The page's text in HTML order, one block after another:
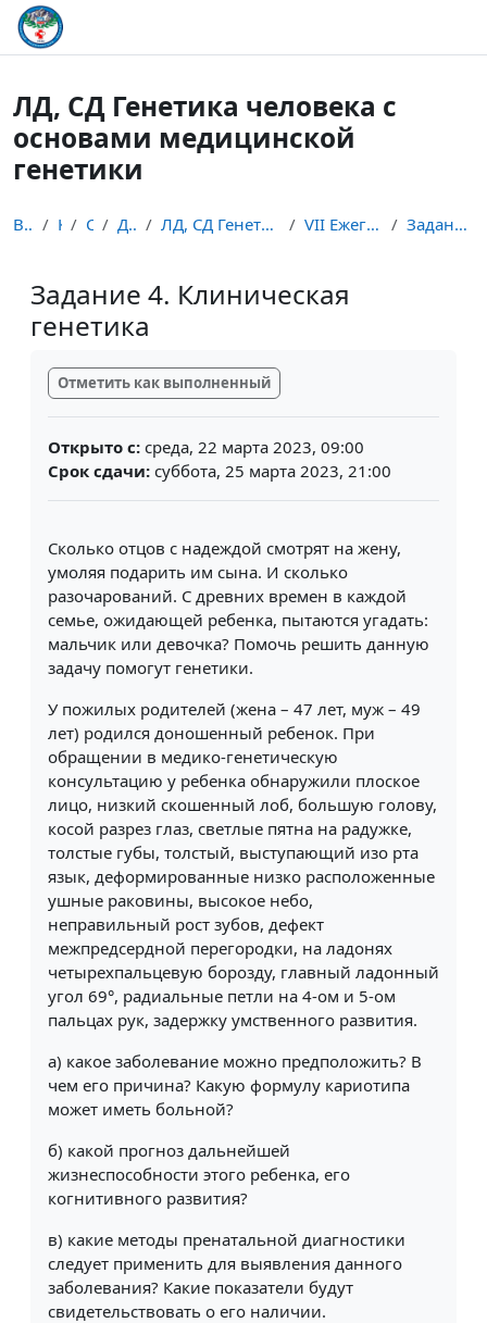
Перейти к основному содержанию
ЛД, СД Генетика человека с
основами медицинской
генетики
В начало Курсы Студент Дисциплины ЛД, СД Генетика человека с основами медицинской ге... VII Ежегодная олимпиада по генетике Задание 4. Клиническая генетика
Задание 4. Клиническая
генетика
Отметить как выполненный
Открыто с: среда, 22 марта 2023, 09:00
Срок сдачи: суббота, 25 марта 2023, 21:00
Сколько отцов с надеждой смотрят на жену,
умоляя подарить им сына. И сколько
разочарований. С древних времен в каждой
семье, ожидающей ребенка, пытаются угадать:
мальчик или девочка? Помочь решить данную
задачу помогут генетики.
У пожилых родителей (жена – 47 лет, муж – 49
лет) родился доношенный ребенок. При
обращении в медико-генетическую
консультацию у ребенка обнаружили плоское
лицо, низкий скошенный лоб, большую голову,
косой разрез глаз, светлые пятна на радужке,
толстые губы, толстый, выступающий изо рта
язык, деформированные низко расположенные
ушные раковины, высокое небо,
неправильный рост зубов, дефект
межпредсердной перегородки, на ладонях
четырехпальцевую борозду, главный ладонный
угол 69°, радиальные петли на 4-ом и 5-ом
пальцах рук, задержку умственного развития.
a) какое заболевание можно предположить? В
чем его причина? Какую формулу кариотипа
может иметь больной?
б) какой прогноз дальнейшей
жизнеспособности этого ребенка, его
когнитивного развития?
в) какие методы пренатальной диагностики
следует применить для выявления данного
заболевания? Какие показатели будут
свидетельствовать о его наличии.